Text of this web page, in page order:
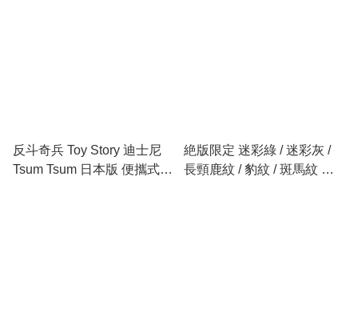
反斗奇兵 Toy Story 迪士尼
Tsum Tsum 日本版 便攜式剪
絶版限定 迷彩綠 / 迷彩灰 /
長頸鹿紋 / 豹紋 / 斑馬紋 普